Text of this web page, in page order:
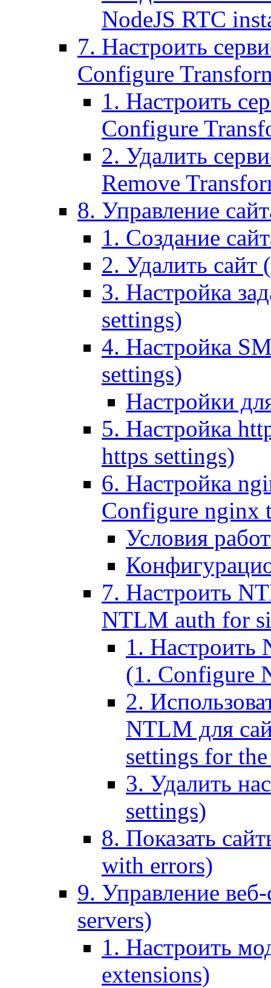
NodeJS RTC
7. Настроить
Configure
1. Настроить
Configure
2. Удалить
Remove
8. Управление
1. Создание
2. Удалить сайт
3. Настройка
settings)
4. Настройка
settings)
Настройки
5. Настройка
https settings)
6. Настройка
Configure nginx
Условия
7. Настроить
NTLM auth for
1. Настроить
(1. Configure
2.
NTLM для
settings for
3. Удалить
settings)
8. Показать
with errors)
9. Управление
servers)
1. Настроить
extensions)